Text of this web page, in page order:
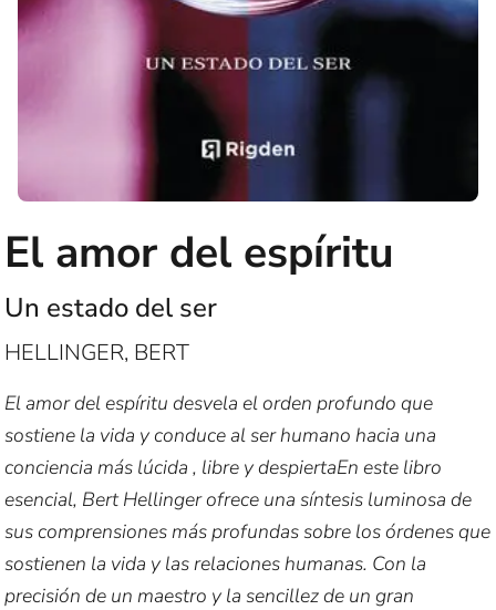
El amor del espíritu
Un estado del ser
HELLINGER, BERT
El amor del espíritu desvela el orden profundo que
sostiene la vida y conduce al ser humano hacia una
conciencia más lúcida , libre y despiertaEn este libro
esencial, Bert Hellinger ofrece una síntesis luminosa de
sus comprensiones más profundas sobre los órdenes que
sostienen la vida y las relaciones humanas. Con la
precisión de un maestro y la sencillez de un gran